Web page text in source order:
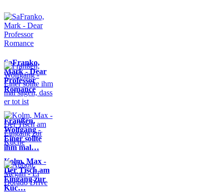
SaFranko,
Mark - Dear
Professor
Romance
Franßen,
Wolfgang -
Einer sollte
ihm mal…
Kolm, Max -
Der Tisch am
Eingang zur
Küc…